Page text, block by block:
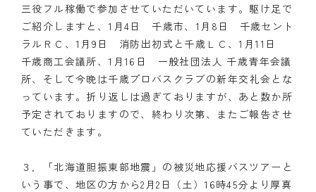
三役フル稼働で参加させていただいています。駆け足で
ご紹介しますと、1月4日 千歳市、1月8日 千歳セント
ラルＲＣ、1月9日 消防出初式と千歳ＬＣ、1月11日
千歳商工会議所、1月16日 一般社団法人 千歳青年会議
所、そして今晩は千歳プロバスクラブの新年交礼会とな
っています。折り返しは過ぎておりますが、あと数か所
予定されておりますので、終わり次第、またご報告させ
ていただきます。
３．「北海道胆振東部地震」の被災地応援バスツアーと
いう事で、地区の方から2月2日（土）16時45分より厚真